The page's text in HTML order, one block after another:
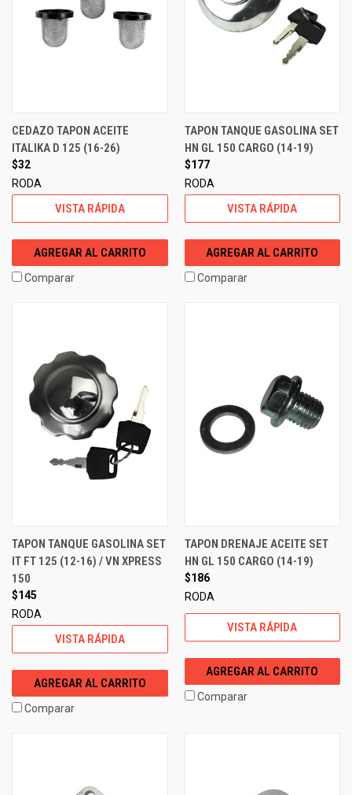
CEDAZO TAPON ACEITE
ITALIKA D 125 (16-26)
$32
RODA
VISTA RÁPIDA
AGREGAR AL CARRITO
Comparar
TAPON TANQUE GASOLINA SET
HN GL 150 CARGO (14-19)
$177
RODA
VISTA RÁPIDA
AGREGAR AL CARRITO
Comparar
TAPON TANQUE GASOLINA SET
IT FT 125 (12-16) / VN XPRESS
150
$145
RODA
VISTA RÁPIDA
AGREGAR AL CARRITO
Comparar
TAPON DRENAJE ACEITE SET
HN GL 150 CARGO (14-19)
$186
RODA
VISTA RÁPIDA
AGREGAR AL CARRITO
Comparar